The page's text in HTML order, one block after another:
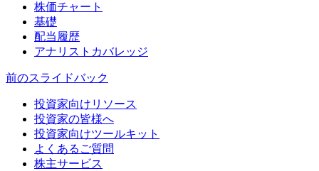
株価チャート
基礎
配当履歴
アナリストカバレッジ
前のスライドバック
投資家向けリソース
投資家の皆様へ
投資家向けツールキット
よくあるご質問
株主サービス